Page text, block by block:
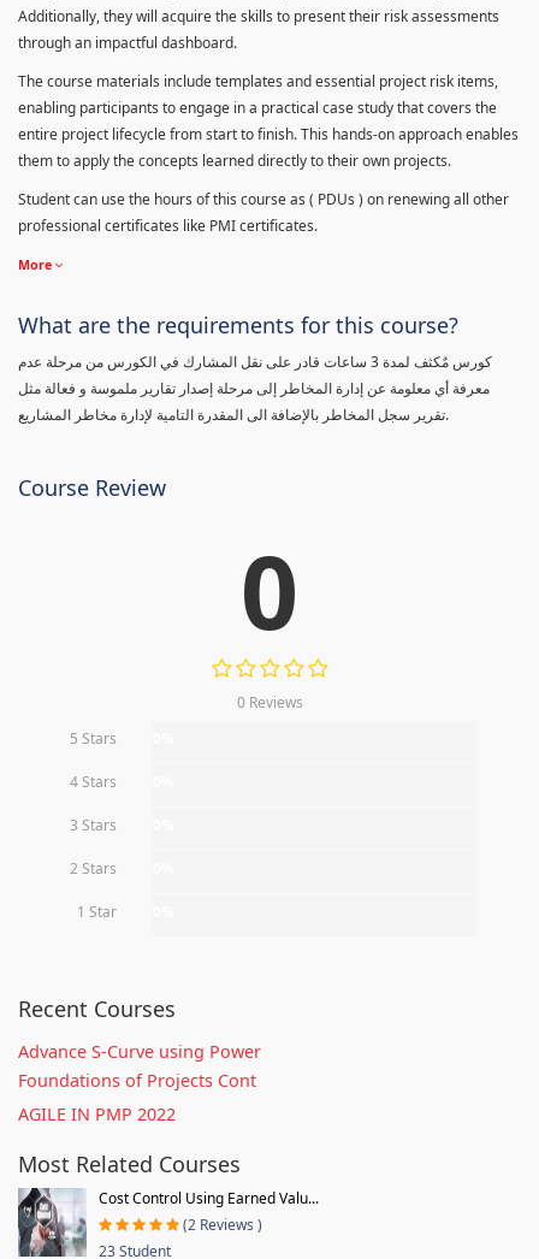
Additionally, they will acquire the skills to present their risk assessments
through an impactful dashboard.
The course materials include templates and essential project risk items,
enabling participants to engage in a practical case study that covers the
entire project lifecycle from start to finish. This hands-on approach enables
them to apply the concepts learned directly to their own projects.
Student can use the hours of this course as ( PDUs ) on renewing all other
professional certificates like PMI certificates.
More
What are the requirements for this course?
كورس مٌكثف لمدة 3 ساعات قادر على نقل المشارك في الكورس من مرحلة عدم
معرفة أي معلومة عن إدارة المخاطر إلى مرحلة إصدار تقارير ملموسة و فعالة مثل
تقرير سجل المخاطر بالإضافة الى المقدرة التامية لإدارة مخاطر المشاريع.
Course Review
0
0 Reviews
5 Stars
4 Stars
3 Stars
2 Stars
1 Star
Recent Courses
Advance S-Curve using Power
Foundations of Projects Cont
AGILE IN PMP 2022
Most Related Courses
Cost Control Using Earned Valu...
(2 Reviews )
23 Student